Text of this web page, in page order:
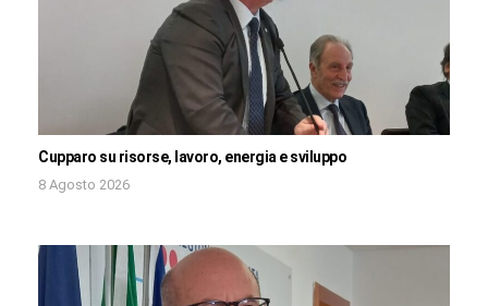
Cupparo su risorse, lavoro, energia e sviluppo
8 Agosto 2026